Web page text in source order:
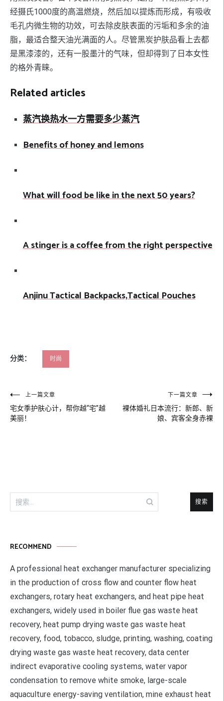
经摄氏1000度的高温燃烧，然后加以提炼而形成，有吸收
毛孔内微生物的功效，可去除皮肤表面的污垢和多余的油
脂，最适合整天油光满面的人。尽管黑炭护肤品看上去都
是黑漆漆的，还有一股墨汁的气味，但却得到了日本女性
的格外青睐。
Related articles
蒸汽换热水一方需要多少蒸汽
Benefits of honey and lemons
What will food be like in the next 50 years?
A stinger is a coffee from the right perspective
Anjinu Tactical Backpacks,Tactical Pouches
分类： 时尚
文
章
上一篇文章
宅女季护肤心计，帮你越“宅”越
美丽！
下一篇文章
裸体婚礼日本流行：新郎、新
娘、宾客全身赤裸
搜
索：
RECOMMEND
A professional heat exchanger manufacturer specializing
in the production of cross flow and counter flow heat
exchangers, rotary heat exchangers, and heat pipe heat
exchangers, widely used in boiler flue gas waste heat
recovery, heat pump drying waste gas waste heat
recovery, food, tobacco, sludge, printing, washing, coating
drying waste gas waste heat recovery, data center
indirect evaporative cooling systems, water vapor
condensation to remove white smoke, large-scale
aquaculture energy-saving ventilation, mine exhaust heat